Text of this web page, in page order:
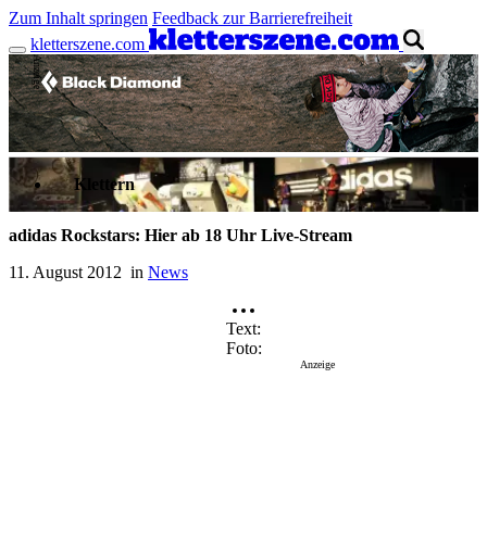
Zum Inhalt springen Feedback zur Barrierefreiheit
kletterszene.com
Anzeige
adidas Rockstars: Hier ab 18 Uhr Live-Stream
11. August 2012 in News
Klettern
Text
Foto
Anzeige